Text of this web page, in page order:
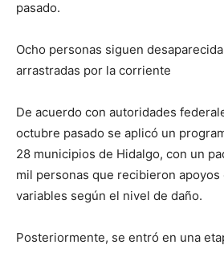
pasado.
Ocho personas siguen
arrastradas por la corriente
De acuerdo con autoridades
octubre pasado se aplicó un
28 municipios de Hidalgo, con un
mil personas que recibieron apoyos
variables según el nivel de daño.
Posteriormente, se entró en una